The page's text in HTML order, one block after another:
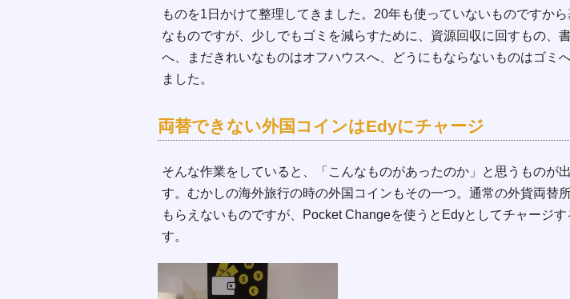
ものを1日かけて整理してきました。20年も使っていないものですか
なものですが、少しでもゴミを減らすために、資源回収に回すもの、
へ、まだきれいなものはオフハウスへ、どうにもならないものはゴミ
ました。
両替できない外国コインはEdyにチャージ
そんな作業をしていると、「こんなものがあったのか」と思うものが
す。むかしの海外旅行の時の外国コインもその一つ。通常の外貨両替
もらえないものですが、Pocket Changeを使うとEdyとしてチャージす
す。